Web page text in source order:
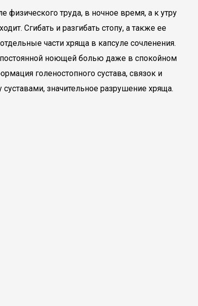
физического труда, в ночное время, а к утру
Сгибать и разгибать стопу, а также ее
части хряща в капсуле сочленения.
постоянной ноющей болью даже в спокойном
голеностопного сустава, связок и
значительное разрушение хряща.